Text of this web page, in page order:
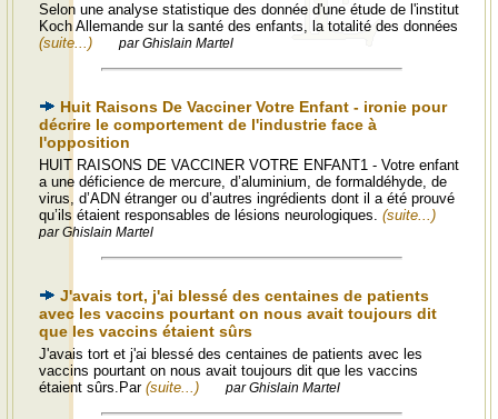
Selon une analyse statistique des donnée d'une étude de l'institut
Koch Allemande sur la santé des enfants, la totalité des données
(suite...)
par Ghislain Martel
Huit Raisons De Vacciner Votre Enfant - ironie pour
décrire le comportement de l'industrie face à
l'opposition
HUIT RAISONS DE VACCINER VOTRE ENFANT1 - Votre enfant
a une déficience de mercure, d’aluminium, de formaldéhyde, de
virus, d’ADN étranger ou d’autres ingrédients dont il a été prouvé
qu’ils étaient responsables de lésions neurologiques. (suite...)
par Ghislain Martel
J'avais tort, j'ai blessé des centaines de patients
avec les vaccins pourtant on nous avait toujours dit
que les vaccins étaient sûrs
J'avais tort et j'ai blessé des centaines de patients avec les
vaccins pourtant on nous avait toujours dit que les vaccins
étaient sûrs.Par (suite...) par Ghislain Martel